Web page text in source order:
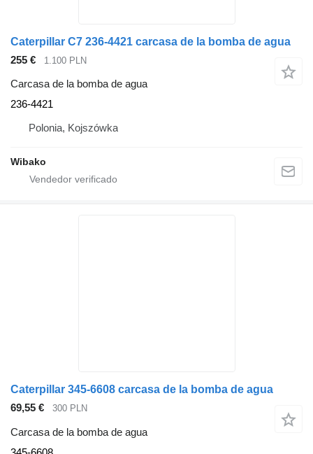
Caterpillar C7 236-4421 carcasa de la bomba de agua
255 €
1.100 PLN
Carcasa de la bomba de agua
236-4421
Polonia, Kojszówka
Wibako
Caterpillar 345-6608 carcasa de la bomba de agua
69,55 €
300 PLN
Carcasa de la bomba de agua